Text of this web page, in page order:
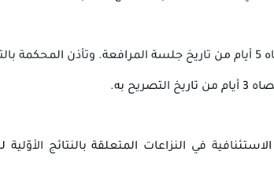
به.
في النزاعات المتعلقة بالنتائج الأوّلية